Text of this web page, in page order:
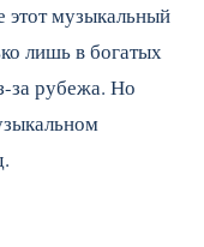
этот музыкальный
лишь в богатых
за рубежа. Но